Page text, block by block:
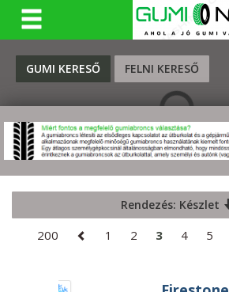
GUMI KERESŐ FELNI KERESŐ
KERESÉS
Rendezés: Készlet
200 1 2 3 4 5